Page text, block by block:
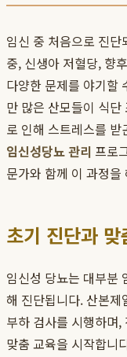
임신 중 처음으로 진
중, 신생아 저혈당, 향
다양한 문제를 야기할
만 많은 산모들이 식
로 인해 스트레스를
임신성당뇨 관리 프로
문가와 함께 이 과정
초기 진단과
임신성 당뇨는 대부분
해 진단됩니다. 산본
부하 검사를 시행하며
맞춤 교육을 시작합니